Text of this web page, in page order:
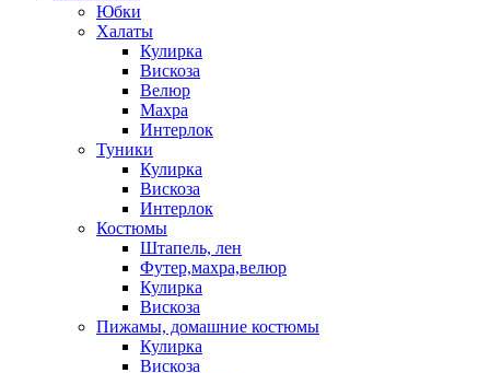
Юбки
Халаты
Кулирка
Вискоза
Велюр
Махра
Интерлок
Туники
Кулирка
Вискоза
Интерлок
Костюмы
Штапель, лен
Футер,махра,велюр
Кулирка
Вискоза
Пижамы, домашние костюмы
Кулирка
Вискоза